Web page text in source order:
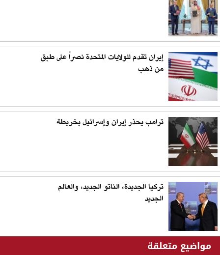
إيران تقدم للولايات المتحدة نصراً على طبق
من ذهب
ترامب يحذر إيران وإسرائيل بخريطة
تركيا الجديدة، الناتو الجديد، والعالم
الجديد
مواضيع متعلقة